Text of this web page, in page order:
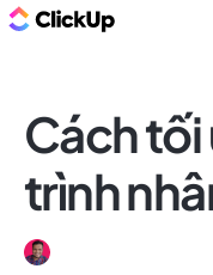
Cách tối
trình